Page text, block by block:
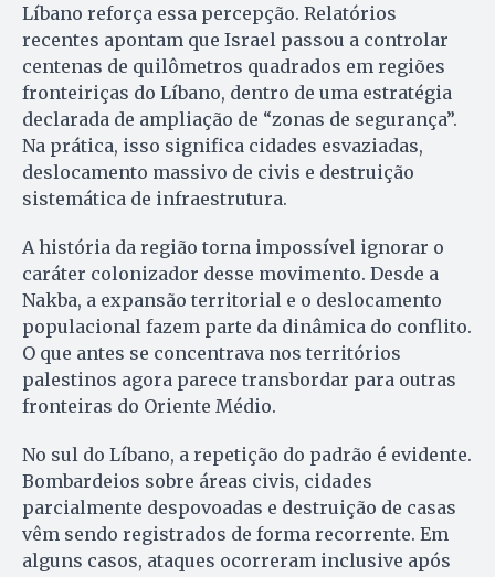
Líbano reforça essa percepção. Relatórios
recentes apontam que Israel passou a controlar
centenas de quilômetros quadrados em regiões
fronteiriças do Líbano, dentro de uma estratégia
declarada de ampliação de “zonas de segurança”.
Na prática, isso significa cidades esvaziadas,
deslocamento massivo de civis e destruição
sistemática de infraestrutura.
A história da região torna impossível ignorar o
caráter colonizador desse movimento. Desde a
Nakba, a expansão territorial e o deslocamento
populacional fazem parte da dinâmica do conflito.
O que antes se concentrava nos territórios
palestinos agora parece transbordar para outras
fronteiras do Oriente Médio.
No sul do Líbano, a repetição do padrão é evidente.
Bombardeios sobre áreas civis, cidades
parcialmente despovoadas e destruição de casas
vêm sendo registrados de forma recorrente. Em
alguns casos, ataques ocorreram inclusive após